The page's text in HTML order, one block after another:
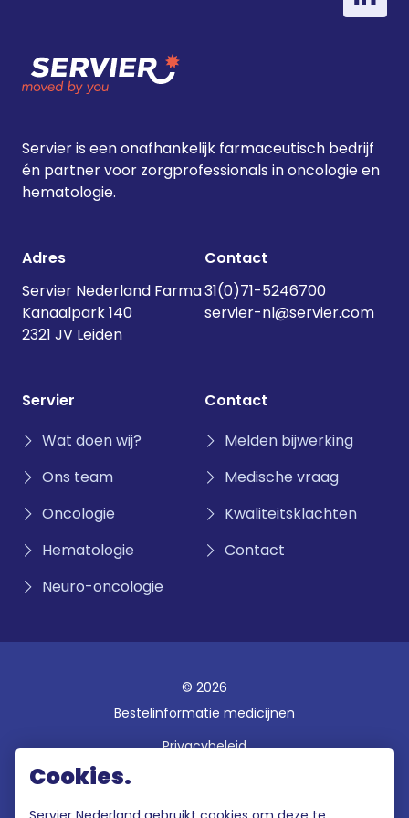
Servier is een onafhankelijk farmaceutisch bedrijf
én partner voor zorgprofessionals in oncologie en
hematologie.
Adres
Servier Nederland Farma
Kanaalpark 140
2321 JV Leiden
Contact
31(0)71-5246700
servier-nl@servier.com
Servier
Wat doen wij?
Ons team
Oncologie
Hematologie
Neuro-oncologie
Contact
Melden bijwerking
Medische vraag
Kwaliteitsklachten
Contact
© 2026
Bestelinformatie medicijnen
Privacybeleid
Gebruiksvoorwaarden
Cookies.